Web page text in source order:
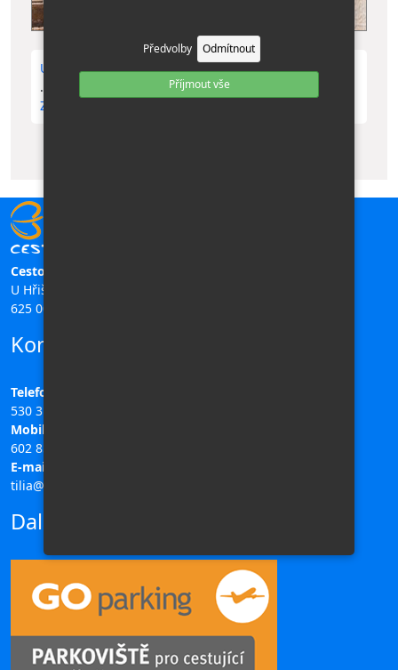
Předvolby Odmítnout
Příjmout vše
Uzbekistánem po Hedvábné stezce - vyprodáno
...
Zobrazit více »
Cestovní kancelář TILIA
U Hřiště 196/11,
625 00 Brno
Kontakty
Telefon:
530 311 708
Mobil:
602 851 313
E-mail:
tilia@ck-tilia.cz
Další odkazy